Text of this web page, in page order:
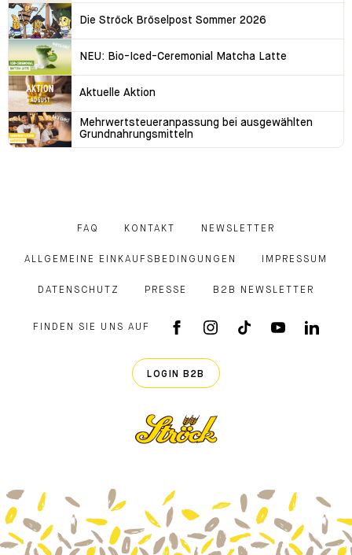
Die Ströck Bröselpost Sommer 2026
NEU: Bio-Iced-Ceremonial Matcha Latte
Aktuelle Aktion
Mehrwertsteueranpassung bei ausgewählten
Grundnahrungsmitteln
FAQ KONTAKT NEWSLETTER
ALLGEMEINE EINKAUFSBEDINGUNGEN IMPRESSUM
DATENSCHUTZ PRESSE B2B NEWSLETTER
FINDEN SIE UNS AUF
FACEBOOK APP
INSTAGRAM
TIKTOKYOUTUBE
LOGIN B2B